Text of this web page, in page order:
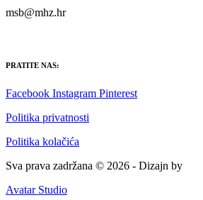
msb@mhz.hr
PRATITE NAS:
Facebook Instagram Pinterest
Politika privatnosti
Politika kolačića
Sva prava zadržana © 2026 - Dizajn by
Avatar Studio